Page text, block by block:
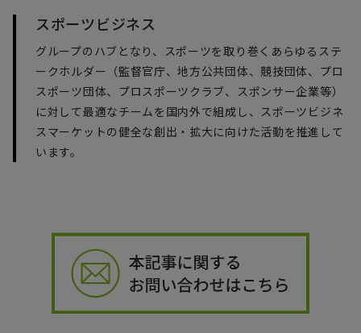
スポーツビジネス
グループのハブとなり、スポーツを取り巻くあらゆるステ
ークホルダー（監督官庁、地方公共団体、競技団体、プロ
スポーツ団体、プロスポーツクラブ、スポンサー企業等）
に対して最適なチームを国内外で組成し、スポーツビジネ
スマーケットの健全な創出・拡大に向けた活動を推進して
います。